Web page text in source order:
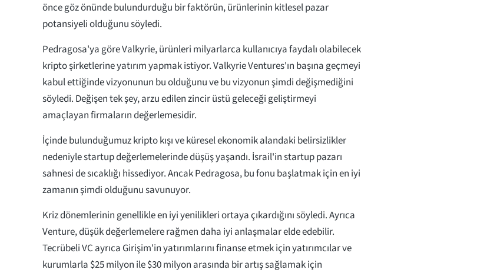
önce göz önünde bulundurduğu bir faktörün, ürünlerinin kitlesel pazar
potansiyeli olduğunu söyledi.
Pedragosa'ya göre Valkyrie, ürünleri milyarlarca kullanıcıya faydalı olabilecek
kripto şirketlerine yatırım yapmak istiyor. Valkyrie Ventures'ın başına geçmeyi
kabul ettiğinde vizyonunun bu olduğunu ve bu vizyonun şimdi değişmediğini
söyledi. Değişen tek şey, arzu edilen zincir üstü geleceği geliştirmeyi
amaçlayan firmaların değerlemesidir.
İçinde bulunduğumuz kripto kışı ve küresel ekonomik alandaki belirsizlikler
nedeniyle startup değerlemelerinde düşüş yaşandı. İsrail'in startup pazarı
sahnesi de sıcaklığı hissediyor. Ancak Pedragosa, bu fonu başlatmak için en iyi
zamanın şimdi olduğunu savunuyor.
Kriz dönemlerinin genellikle en iyi yenilikleri ortaya çıkardığını söyledi. Ayrıca
Venture, düşük değerlemelere rağmen daha iyi anlaşmalar elde edebilir.
Tecrübeli VC ayrıca Girişim'in yatırımlarını finanse etmek için yatırımcılar ve
kurumlarla $25 milyon ile $30 milyon arasında bir artış sağlamak için